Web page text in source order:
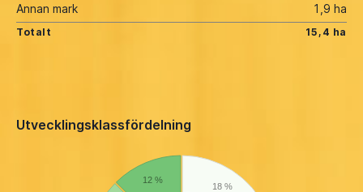
Annan mark
1,9 ha
Totalt 15,4 ha
Utvecklingsklassfördelning
18 %
12 %